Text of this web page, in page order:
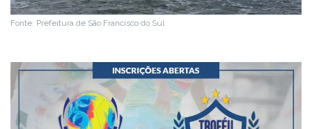
Fonte: Prefeitura de São Francisco do Sul